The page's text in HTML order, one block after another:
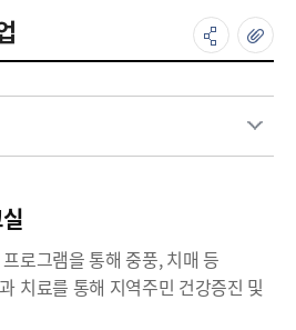
로그램을 통해 중풍, 치매 등
치료를 통해 지역주민 건강증진 및